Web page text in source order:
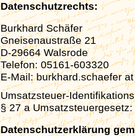
Datenschutzrechts:
Burkhard Schäfer
Gneisenaustraße 21
D-29664 Walsrode
Telefon: 05161-603320
E-Mail: burkhard.schaefer
Umsatzsteuer-
§ 27 a Umsatzsteuergesetz:
Datenschutzerklärung